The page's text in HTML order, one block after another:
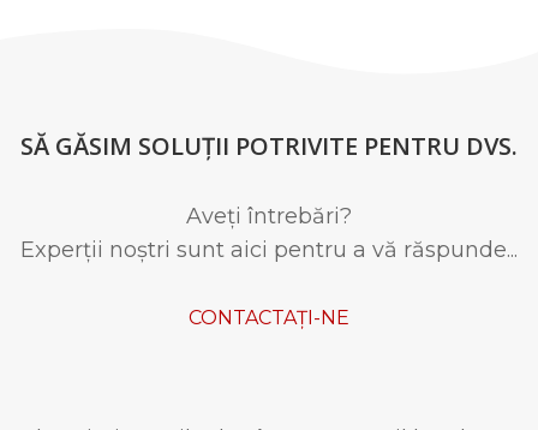
SĂ GĂSIM SOLUȚII POTRIVITE PENTRU DVS.
Aveți întrebări?
Experții noștri sunt aici pentru a vă răspunde...
CONTACTAȚI-NE